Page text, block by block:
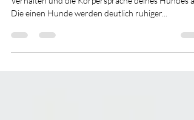
Schmerzen oder Unwohlsein wirkt sich auf das
Die einen Hunde werden deutlich ruhiger...